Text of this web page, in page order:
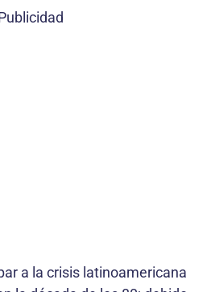
a la crisis latinoamericana